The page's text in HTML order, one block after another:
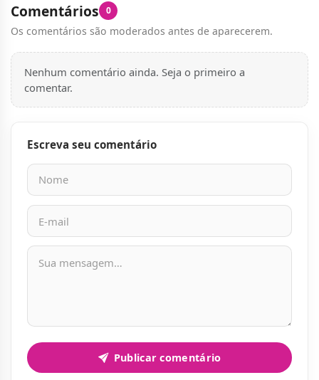
Comentários 0
Os comentários são moderados antes de aparecerem.
Nenhum comentário ainda. Seja o primeiro a
comentar.
Escreva seu comentário
Nome
E-mail
Mensagem
Publicar comentário